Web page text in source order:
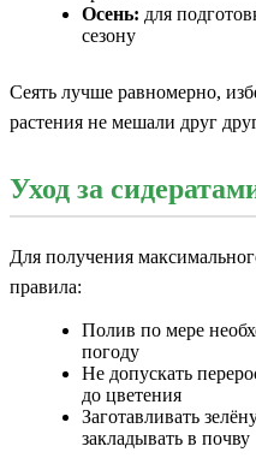
Осень: для
сезону
Сеять лучше равномерно,
растения не мешали друг
Уход за
Для получения
правила:
Полив по мере
погоду
Не допускать
до цветения
Заготавливать
закладывать в почву